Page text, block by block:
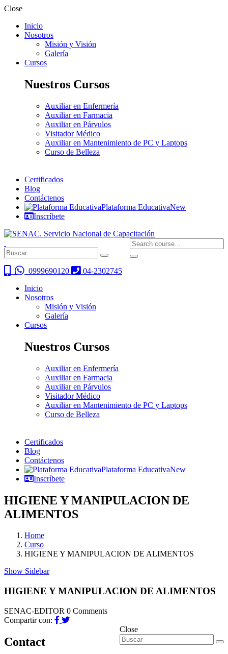
Close
Inicio
Nosotros
Misión y Visión
Galería
Cursos
Nuestros Cursos
Auxiliar en Enfermería
Auxiliar en Farmacia
Auxiliar en Párvulos
Visitador Médico
Auxiliar en Mantenimiento de PC y Laptops
Curso de Belleza
Certificados
Blog
Contáctenos
Plataforma EducativaNew
Inscríbete
0999690120
04-2302745
Inicio
Nosotros
Misión y Visión
Galería
Cursos
Nuestros Cursos
Auxiliar en Enfermería
Auxiliar en Farmacia
Auxiliar en Párvulos
Visitador Médico
Auxiliar en Mantenimiento de PC y Laptops
Curso de Belleza
Certificados
Blog
Contáctenos
Plataforma EducativaNew
Inscríbete
HIGIENE Y MANIPULACION DE
ALIMENTOS
Home
Curso
HIGIENE Y MANIPULACION DE ALIMENTOS
Show Sidebar
HIGIENE Y MANIPULACION DE ALIMENTOS
SENAC-EDITOR 0 Comments
Compartir con:
Close
Contact